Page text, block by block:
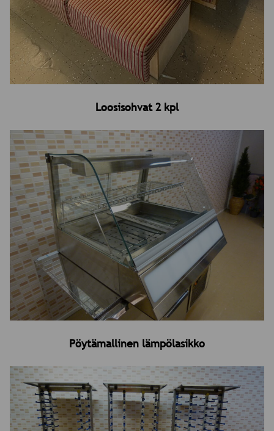
Loosisohvat 2 kpl
Pöytämallinen lämpölasikko